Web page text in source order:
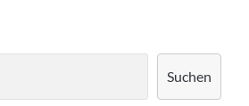
Suchen